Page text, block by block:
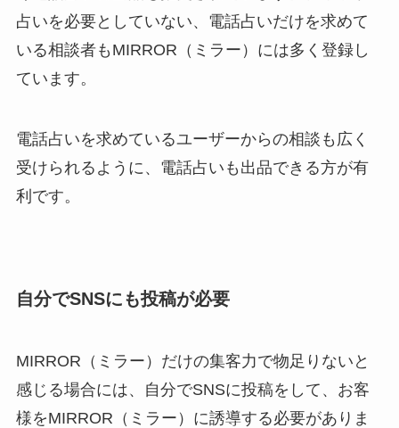
占いを必要としていない、電話占いだけを求めて
いる相談者もMIRROR（ミラー）には多く登録し
ています。
電話占いを求めているユーザーからの相談も広く
受けられるように、電話占いも出品できる方が有
利です。
自分でSNSにも投稿が必要
MIRROR（ミラー）だけの集客力で物足りないと
感じる場合には、自分でSNSに投稿をして、お客
様をMIRROR（ミラー）に誘導する必要がありま